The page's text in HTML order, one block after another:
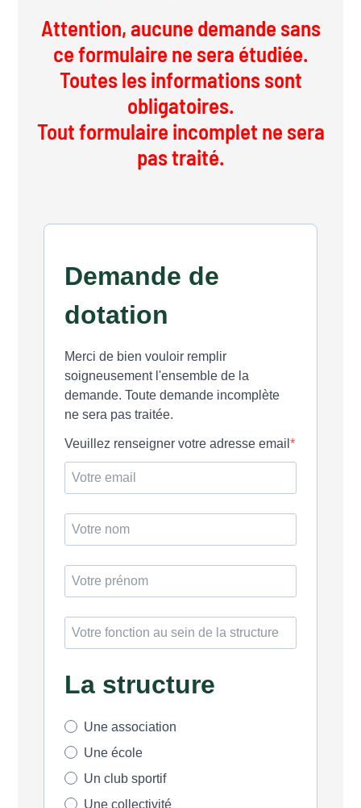
Attention, aucune demande sans
ce formulaire ne sera étudiée.
Toutes les informations sont
obligatoires.
Tout formulaire incomplet ne sera
pas traité.
Demande de
dotation
Merci de bien vouloir remplir
soigneusement l'ensemble de la
demande. Toute demande incomplète
ne sera pas traitée.
Veuillez renseigner votre adresse email
La structure
Une association
Une école
Un club sportif
Une collectivité